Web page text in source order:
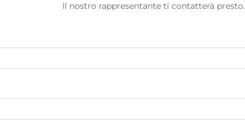
Il nostro rappresentante ti contatterà presto.